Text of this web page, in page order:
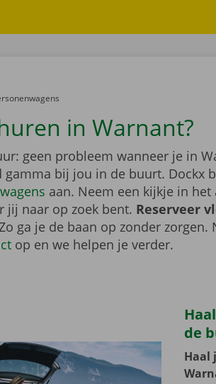
hier:
in Warnant?
geen probleem wanneer je in
gamma bij jou in de buurt. Dockx
aan. Neem een kijkje in
jij naar op zoek bent. Reserveer
ga je de baan op zonder
op en we helpen je verder.
de
Haal